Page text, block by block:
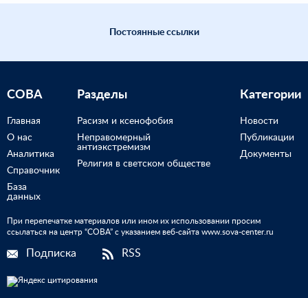
Постоянные ссылки
СОВА
Главная
О нас
Аналитика
Справочник
База
данных
Разделы
Расизм и ксенофобия
Неправомерный
антиэкстремизм
Религия в светском обществе
Категории
Новости
Публикации
Документы
При перепечатке материалов или ином их использовании просим
ссылаться на центр “СОВА” с указанием веб-сайта www.sova-center.ru
Подписка RSS